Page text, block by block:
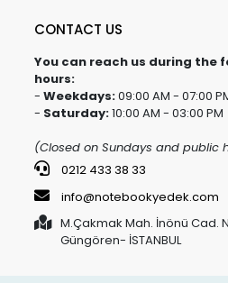
CONTACT US
You can reach us during the
hours:
- Weekdays:09:00 AM - 07:00
- Saturday:10:00 AM - 03:00 PM
(Closed on Sundays and public
0212 433 38 33
info@notebookyedek.com
M.Çakmak Mah. İnönü Cad.
Güngören- İSTANBUL